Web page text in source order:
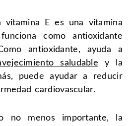
vitamina E es una vitamina
como antioxidante
antioxidante, ayuda a
saludable y la
puede ayudar a reducir
cardiovascular.
no menos importante, la